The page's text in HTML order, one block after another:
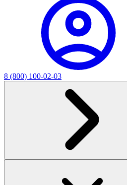
8 (800) 100-02-03